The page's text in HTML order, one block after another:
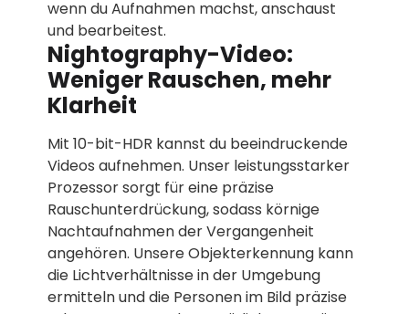
wenn du Aufnahmen machst, anschaust
und bearbeitest.
Nightography-Video:
Weniger Rauschen, mehr
Klarheit
Mit 10-bit-HDR kannst du beeindruckende
Videos aufnehmen. Unser leistungsstarker
Prozessor sorgt für eine präzise
Rauschunterdrückung, sodass körnige
Nachtaufnahmen der Vergangenheit
angehören. Unsere Objekterkennung kann
die Lichtverhältnisse in der Umgebung
ermitteln und die Personen im Bild präzise